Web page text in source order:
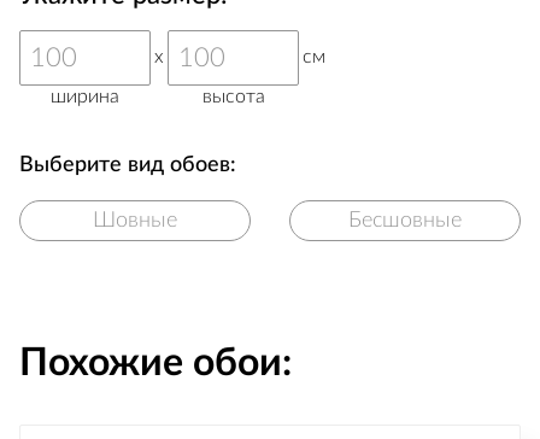
ширина
x
высота
см
Выберите вид обоев:
Шовные Бесшовные
Похожие обои: